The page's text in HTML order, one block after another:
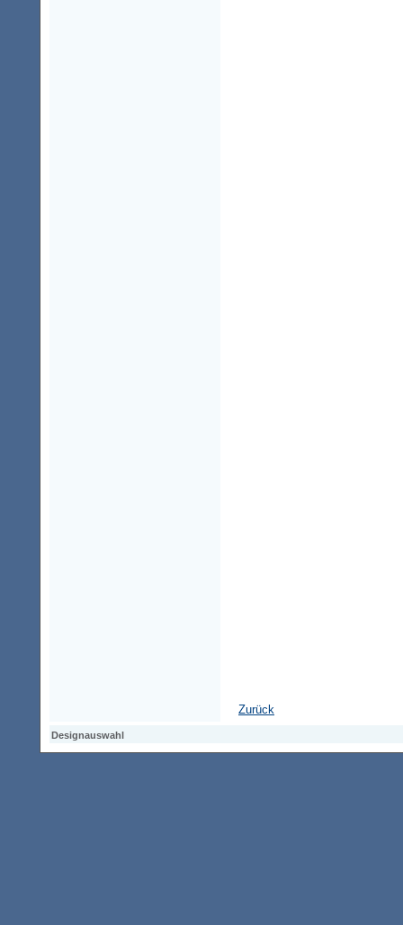
Zurück
Designauswahl
Designauswahl